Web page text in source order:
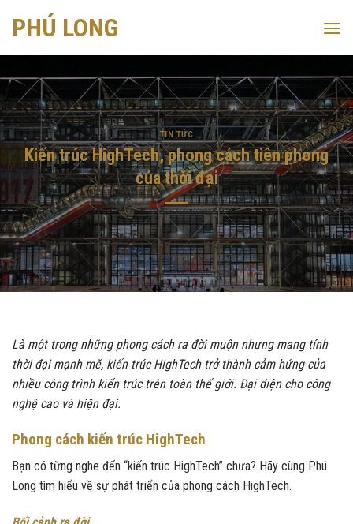
PHÚ LONG
TIN TỨC
Kiến trúc HighTech, phong cách tiên phong
của thời đại
Là một trong những phong cách ra đời muộn nhưng mang tính
thời đại mạnh mẽ, kiến trúc HighTech trở thành cảm hứng của
nhiều công trình kiến trúc trên toàn thế giới. Đại diện cho công
nghệ cao và hiện đại.
Phong cách kiến trúc HighTech
Bạn có từng nghe đến “kiến trúc HighTech” chưa? Hãy cùng Phú
Long tìm hiểu về sự phát triển của phong cách HighTech.